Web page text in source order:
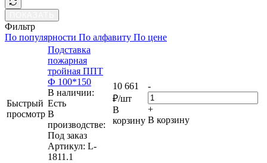
Фильтр
По популярности По алфавиту По цене
Быстрый
просмотр
Подставка
пожарная
тройная ППТ
Ф 100*150
В наличии:
Eсть
В
производстве:
Под заказ
Артикул: L-
1811.1
10 661
₽/шт
В
корзину
-
+
В корзину